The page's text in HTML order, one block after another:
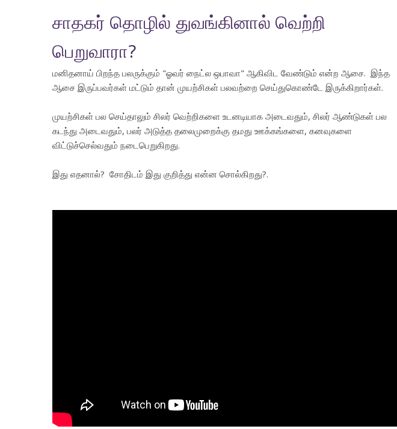
சாதகர் தொழில் துவங்கினால் வெற்றி
பெறுவாரா?
மனிதனாய் பிறந்த பலருக்கும் "ஓவர் நைட்ல ஒபாவா" ஆகிவிட வேண்டும் என்ற ஆசை. இந்த
ஆசை இருப்பவர்கள் மட்டும் தான் முயற்சிகள் பலவற்றை செய்துகொண்டே இருக்கிறார்கள்.
முயற்சிகள் பல செய்தாலும் சிலர் வெற்றிகளை உடனடியாக அடைவதும், சிலர் ஆண்டுகள் பல
கடந்து அடைவதும், பலர் அடுத்த தலைமுறைக்கு தமது ஊக்கங்களை, கனவுகளை
விட்டுச்செல்வதும் நடைபெறுகிறது.
இது எதனால்? சோதிடம் இது குறித்து என்ன சொல்கிறது?.